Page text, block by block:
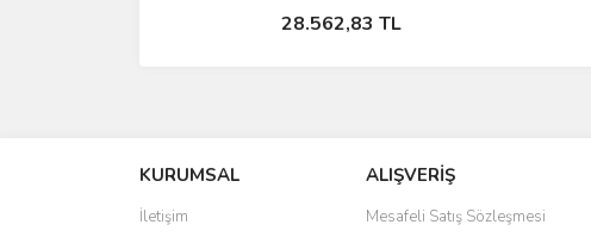
28.562,83 TL
Stokta Yok
KURUMSAL
İletişim
ALIŞVERİŞ
Mesafeli Satış Sözleşmesi